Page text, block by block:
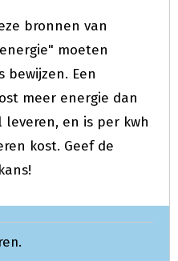
bronnen van
moeten
bewijzen. Een
meer energie dan
en is per kwh
kost. Geef de